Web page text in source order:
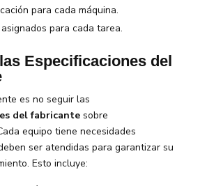
para cada máquina.
para cada tarea.
Especificaciones del
es no seguir las
del fabricantesobre
equipo tiene necesidades
ser atendidas para garantizar su
Esto incluye: